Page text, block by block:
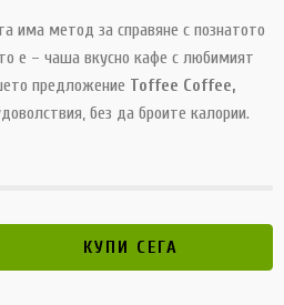
има метод за справяне с познатото
е – чаша вкусно кафе с любимият
предложение Toffee Coffee,
без да броите калории.
КУПИ СЕГА